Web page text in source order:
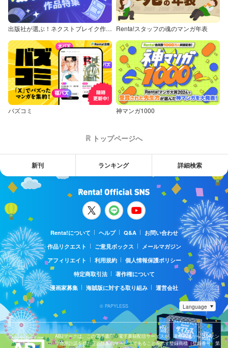
出版社が選ぶ！ネクストブレイク作品特集 Renta!スタッフの魂のマンガ年表
バズコミ 神マンガ1000
トップページへ
新刊 ランキング 詳細検索
Renta!について ヘルプ Q&A
お問い合わせ
作品リクエスト
ご意見ボックス
メールマガジン
アフィリエイト
利用規約
個人情報保護ポリシー
特定商取引法
著作権について
漫画家募集
海賊版に対する取り組み 運営会社
© PAPYLESS
ABJマークは、この電子書店・電子書籍配信サービスが、著作権者からコンテン
ツ使用許諾を得た正規版配信サービスであることを示す登録商標（登録番号 第